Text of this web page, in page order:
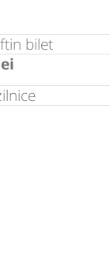
bilet